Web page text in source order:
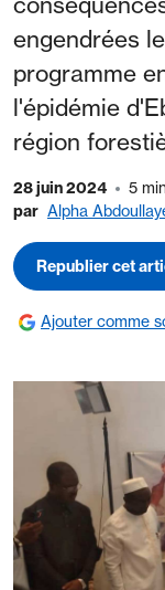
engendrées
programme
l'épidémie
région
28 juin 2024
5
par Alpha
Republier cet
Ajouter comme